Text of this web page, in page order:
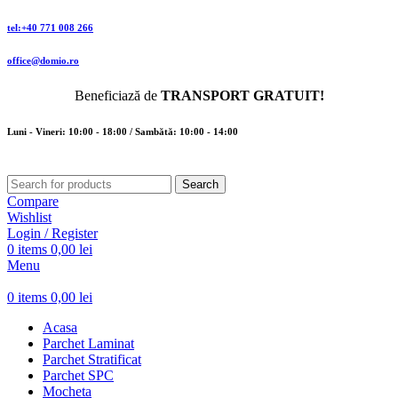
tel:+40 771 008 266
office@domio.ro
Beneficiază de TRANSPORT GRATUIT!
Luni - Vineri: 10:00 - 18:00 / Sambătă: 10:00 - 14:00
Search
Compare
Wishlist
Login / Register
0 items 0,00 lei
Menu
0 items 0,00 lei
Acasa
Parchet Laminat
Parchet Stratificat
Parchet SPC
Mocheta